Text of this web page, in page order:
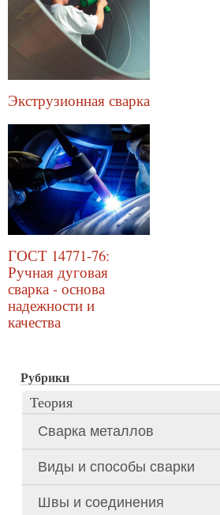
Экструзионная сварка
ГОСТ 14771-76:
Ручная дуговая
сварка - основа
надежности и
качества
Рубрики
Теория
Сварка металлов
Виды и способы сварки
Швы и соединения